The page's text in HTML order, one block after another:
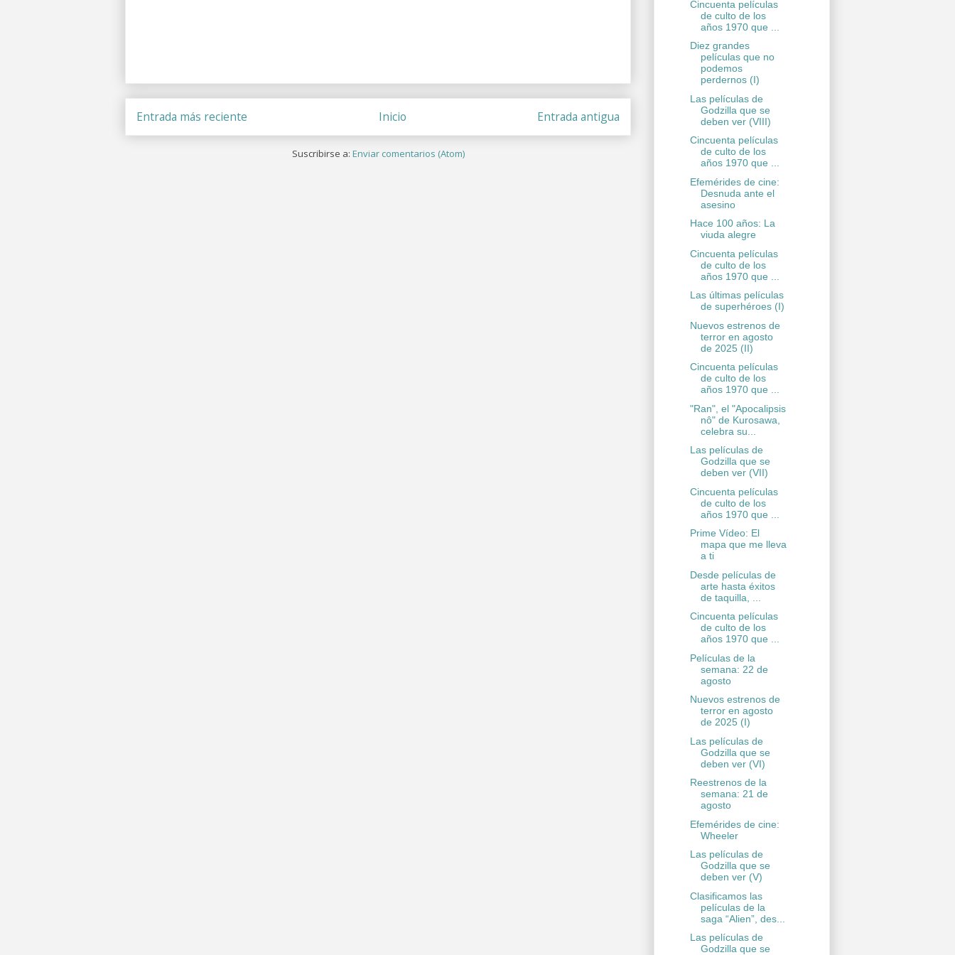
Entrada más reciente Entrada antigua
Inicio
Suscribirse a: Enviar comentarios (Atom)
Cincuenta películas
de culto de los
años 1970 que ...
Diez grandes
películas que no
podemos
perdernos (I)
Las películas de
Godzilla que se
deben ver (VIII)
Cincuenta películas
de culto de los
años 1970 que ...
Efemérides de cine:
Desnuda ante el
asesino
Hace 100 años: La
viuda alegre
Cincuenta películas
de culto de los
años 1970 que ...
Las últimas películas
de superhéroes (I)
Nuevos estrenos de
terror en agosto
de 2025 (II)
Cincuenta películas
de culto de los
años 1970 que ...
"Ran", el "Apocalipsis
nô" de Kurosawa,
celebra su...
Las películas de
Godzilla que se
deben ver (VII)
Cincuenta películas
de culto de los
años 1970 que ...
Prime Vídeo: El
mapa que me lleva
a ti
Desde películas de
arte hasta éxitos
de taquilla, ...
Cincuenta películas
de culto de los
años 1970 que ...
Películas de la
semana: 22 de
agosto
Nuevos estrenos de
terror en agosto
de 2025 (I)
Las películas de
Godzilla que se
deben ver (VI)
Reestrenos de la
semana: 21 de
agosto
Efemérides de cine:
Wheeler
Las películas de
Godzilla que se
deben ver (V)
Clasificamos las
películas de la
saga “Alien”, des...
Las películas de
Godzilla que se